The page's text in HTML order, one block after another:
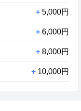
+ 5,000円
+ 6,000円
+ 8,000円
+ 10,000円